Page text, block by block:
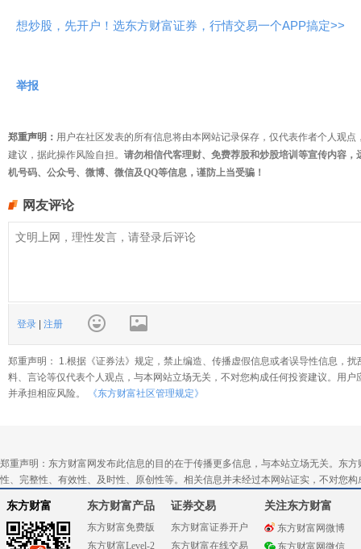
想炒股，先开户！选东方财富证券，行情交易一个APP搞定>>
举报
郑重声明： 用户在社区发表的所有信息将由本网站记录保存，仅代表作者个人观
建议，据此操作风险自担。 请勿相信代客理财、免费荐股和炒股培训等宣传内容
机号码、公众号、微博、微信及QQ等信息，谨防上当受骗！
网友评论
登录 | 注册
郑重声明： 1.根据《证券法》规定，禁止编造、传播虚假信息或者误导性信息，
料、言论等仅代表个人观点，与本网站立场无关，不对您构成任何投资建议。用
并承担相应风险。
《东方财富社区管理规定》
郑重声明：东方财富网发布此信息的目的在于传播更多信息，与本站立场无关。东
性、完整性、有效性、及时性、原创性等。相关信息并未经过本网站证实，不对您
东方财富 东方财富产品
东方财富免费版
东方财富Level-2
证券交易
东方财富证券开户
东方财富在线交易
关注东方财富
东方财富网微博
东方财富网微信